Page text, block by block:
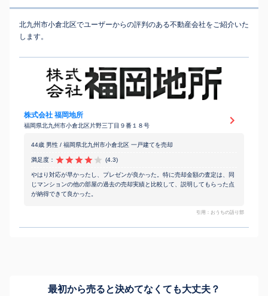
北九州市小倉北区でユーザーからの評判のある不動産会社をご紹介いた
します。
株式会社 福岡地所
福岡県北九州市小倉北区片野三丁目９番１８号
44歳 男性 / 福岡県北九州市小倉北区 一戸建てを売却
満足度： (4.3)
やはり対応が早かったし、プレゼンが良かった。特に売却金額の査定は、同
じマンションの他の部屋の過去の売却実績と比較して、説明してもらった点
が納得できて良かった。
引用：おうちの語り部
最初から売ると決めてなくても大丈夫？